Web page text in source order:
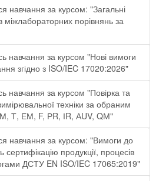
навчання за курсом: "Загальні
міжлабораторних порівнянь за
навчання за курсом "Нові вимоги
згідно з ISO/IEC 17020:2026"
навчання за курсом "Повірка та
техніки за обраним
Т, ЕМ, F, РR, ІR, АUV, QМ"
навчання за курсом: "Вимоги до
продукції, процесів
ДСТУ EN ISO/IEC 17065:2019"